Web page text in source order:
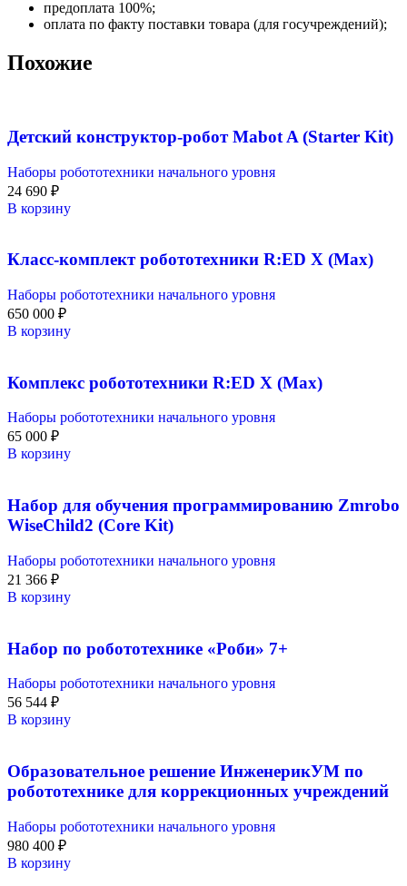
предоплата 100%;
оплата по факту поставки товара (для госучреждений);
Похожие
Детский конструктор-робот Mabot A (Starter Kit)
Наборы робототехники начального уровня
24 690 ₽
В корзину
Класс-комплект робототехники R:ED X (Max)
Наборы робототехники начального уровня
650 000 ₽
В корзину
Комплекс робототехники R:ED X (Max)
Наборы робототехники начального уровня
65 000 ₽
В корзину
Набор для обучения программированию Zmrobo
WiseChild2 (Core Kit)
Наборы робототехники начального уровня
21 366 ₽
В корзину
Набор по робототехнике «Роби» 7+
Наборы робототехники начального уровня
56 544 ₽
В корзину
Образовательное решение ИнженерикУМ по
робототехнике для коррекционных учреждений
Наборы робототехники начального уровня
980 400 ₽
В корзину